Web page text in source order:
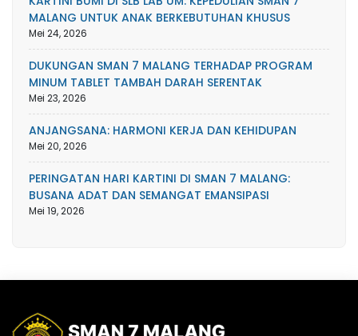
MALANG UNTUK ANAK BERKEBUTUHAN KHUSUS
Mei 24, 2026
DUKUNGAN SMAN 7 MALANG TERHADAP PROGRAM
MINUM TABLET TAMBAH DARAH SERENTAK
Mei 23, 2026
ANJANGSANA: HARMONI KERJA DAN KEHIDUPAN
Mei 20, 2026
PERINGATAN HARI KARTINI DI SMAN 7 MALANG:
BUSANA ADAT DAN SEMANGAT EMANSIPASI
Mei 19, 2026